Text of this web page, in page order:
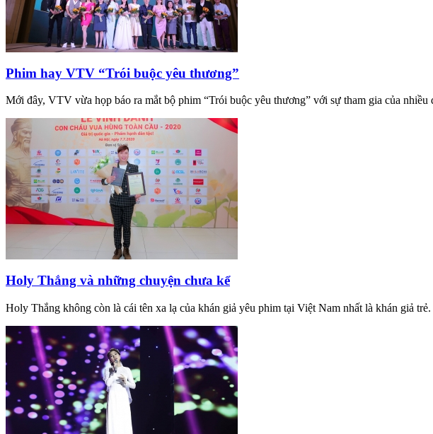
Phim hay VTV “Trói buộc yêu thương”
Mới đây, VTV vừa họp báo ra mắt bộ phim “Trói buộc yêu thương” với sự tham gia của nhiều
Holy Thắng và những chuyện chưa kể
Holy Thắng không còn là cái tên xa lạ của khán giả yêu phim tại Việt Nam nhất là khán giả